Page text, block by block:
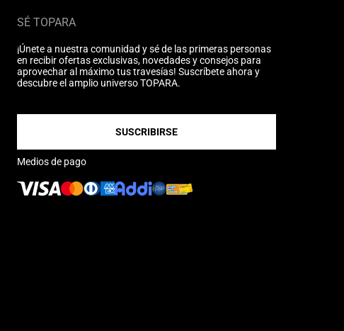
SÉ TOPARA
¡Únete a nuestra comunidad y sé de las primeras personas
en recibir ofertas exclusivas, novedades y consejos para
aprovechar al máximo tus travesías! Suscríbete ahora y
descubre el amplio universo TOPARA.
SUSCRIBIRSE
Medios de pago